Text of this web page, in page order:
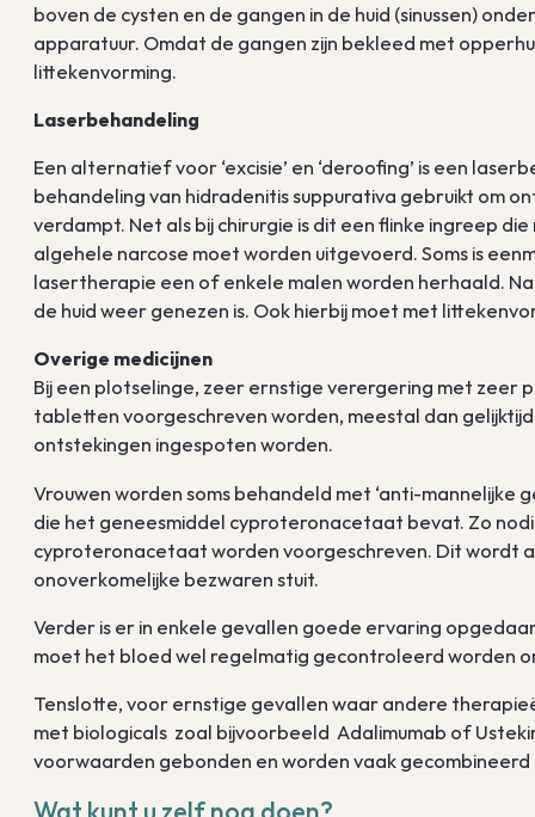
boven de cysten en de gangen in de huid (sinussen)
apparatuur. Omdat de gangen zijn bekleed met
littekenvorming.
Laserbehandeling
Een alternatief voor ‘excisie’ en ‘deroofing’ is een
behandeling van hidradenitis suppurativa gebruikt om
verdampt. Net als bij chirurgie is dit een flinke ingreep
algehele narcose moet worden uitgevoerd. Soms is
lasertherapie een of enkele malen worden herhaald.
de huid weer genezen is. Ook hierbij moet met
Overige medicijnen
Bij een plotselinge, zeer ernstige verergering met zeer
tabletten voorgeschreven worden, meestal dan
ontstekingen ingespoten worden.
Vrouwen worden soms behandeld met ‘anti-mannelijke
die het geneesmiddel cyproteronacetaat bevat. Zo
cyproteronacetaat worden voorgeschreven. Dit wordt
onoverkomelijke bezwaren stuit.
Verder is er in enkele gevallen goede ervaring
moet het bloed wel regelmatig gecontroleerd worden
Tenslotte, voor ernstige gevallen waar andere
met biologicals zoal bijvoorbeeld Adalimumab of
voorwaarden gebonden en worden vaak